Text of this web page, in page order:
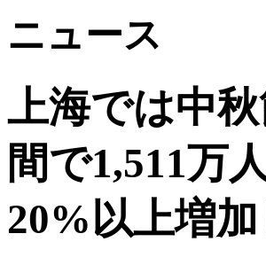
ニュース
上海では中
間で1,511万
20%以上増加